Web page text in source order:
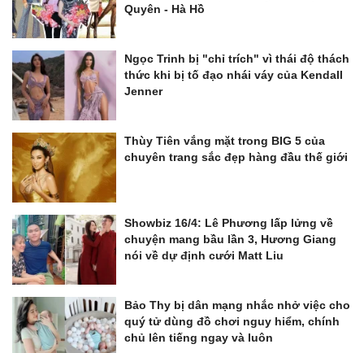
Quyên - Hà Hồ
Ngọc Trinh bị "chỉ trích" vì thái độ thách
thức khi bị tố đạo nhái váy của Kendall
Jenner
Thùy Tiên vắng mặt trong BIG 5 của
chuyên trang sắc đẹp hàng đầu thế giới
Showbiz 16/4: Lê Phương lấp lửng về
chuyện mang bầu lần 3, Hương Giang
nói về dự định cưới Matt Liu
Bảo Thy bị dân mạng nhắc nhở việc cho
quý tử dùng đồ chơi nguy hiểm, chính
chủ lên tiếng ngay và luôn